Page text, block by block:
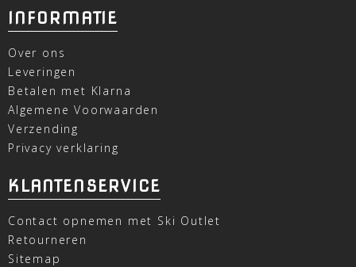
INFORMATIE
Over ons
Leveringen
Betalen met Klarna
Algemene Voorwaarden
Verzending
Privacy verklaring
KLANTENSERVICE
Contact opnemen met Ski Outlet
Retourneren
Sitemap